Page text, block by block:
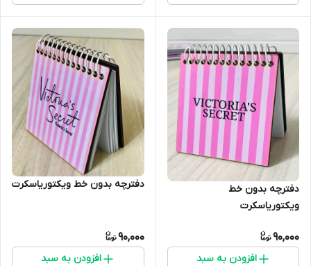
دفترچه بدون خط
ویکتوریاسکرت
90,000
افزودن به سبد
دفترچه بدون خط ویکتوریاسکرت
90,000
افزودن به سبد